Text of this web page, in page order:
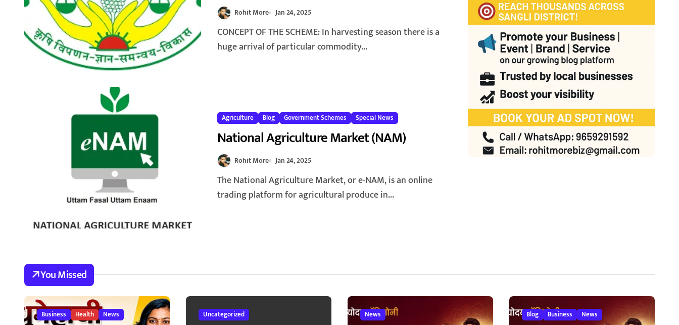
Rohit More Jan 24, 2025
CONCEPT OF THE SCHEME: In harvesting season there is a
huge arrival of particular commodity...
Agriculture Blog Government Schemes Special News
National Agriculture Market (NAM)
Rohit More Jan 24, 2025
The National Agriculture Market, or e-NAM, is an online
trading platform for agricultural produce in...
You Missed
Business Health News Uncategorized News Blog Business News